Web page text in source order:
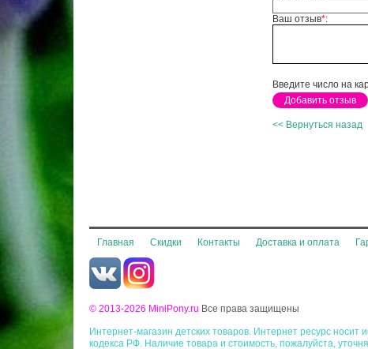
Ваш отзыв*:
Введите число на
<< Вернуться назад
Главная Скидки Контакты Доставка и оплата
© 2013-2026 MiniPony.ru Все права защищены
Интернет-магазин детских товаров. Интернет ресурс
кодекса РФ. Наличие товара и стоимость, пожалуйста,